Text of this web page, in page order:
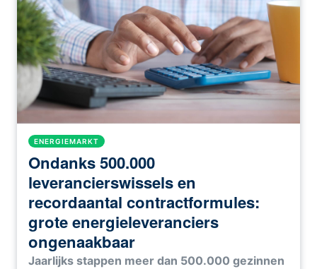
ENERGIEMARKT
Ondanks 500.000
leverancierswissels en
recordaantal contractformules:
grote energieleveranciers
ongenaakbaar
Jaarlijks stappen meer dan 500.000 gezinnen